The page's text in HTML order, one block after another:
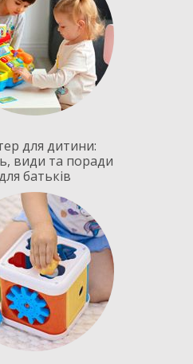
для дитини:
види та поради
батьків